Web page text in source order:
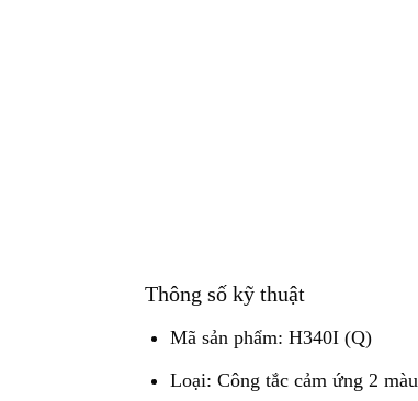
Thông số kỹ thuật
Mã sản phẩm: H340I (Q)
Loại: Công tắc cảm ứng 2 màu